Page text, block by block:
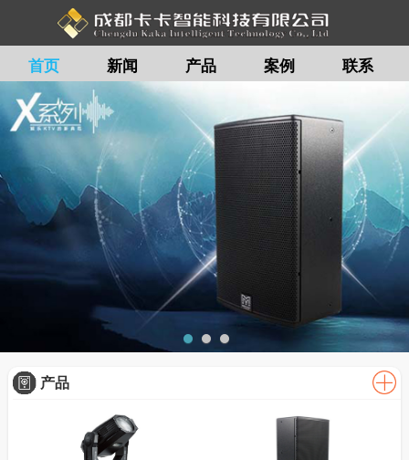
首页 新闻 产品 案例 联系
留言
产品